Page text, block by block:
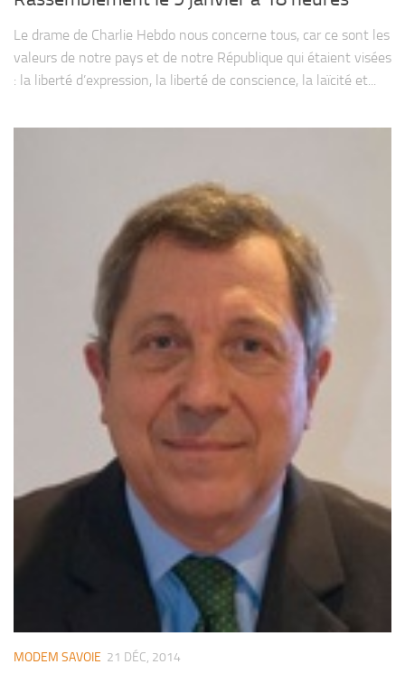
Le drame de Charlie Hebdo nous concerne tous, car ce sont les
valeurs de notre pays et de notre République qui étaient visées
: la liberté d’expression, la liberté de conscience, la laïcité et...
MODEM SAVOIE 21 DÉC, 2014